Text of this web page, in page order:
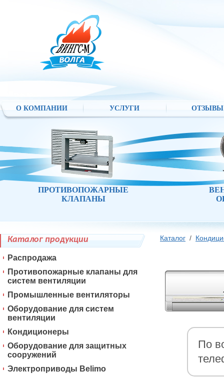
О КОМПАНИИ УСЛУГИ ОТЗЫВЫ
ПРОТИВОПОЖАРНЫЕ
КЛАПАНЫ
Каталог /
По
Каталог продукции
Распродажа
Противопожарные клапаны для
систем вентиляции
Промышленные вентиляторы
Оборудование для систем
вентиляции
Кондиционеры
Оборудование для защитных
сооружений
Электроприводы Belimo